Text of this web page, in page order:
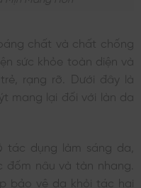
chất và chất chống
sức khỏe toàn diện và
rạng rỡ. Dưới đây là
mang lại đối với làn da
tác dụng làm sáng da,
đốm nâu và tàn nhang.
bảo vệ da khỏi tác hại